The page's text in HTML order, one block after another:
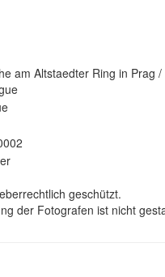
am Altstaedter Ring in Prag
geschützt.
der Fotografen ist nicht